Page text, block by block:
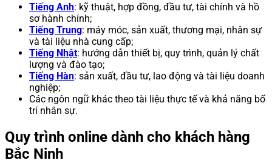
Tiếng Anh: kỹ thuật, hợp đồng, đầu tư, tài chính và hồ
sơ hành chính;
Tiếng Trung: máy móc, sản xuất, thương mại, nhân sự
và tài liệu nhà cung cấp;
Tiếng Nhật: hướng dẫn thiết bị, quy trình, quản lý chất
lượng và đào tạo;
Tiếng Hàn: sản xuất, đầu tư, lao động và tài liệu doanh
nghiệp;
Các ngôn ngữ khác theo tài liệu thực tế và khả năng bố
trí nhân sự.
Quy trình online dành cho khách hàng
Bắc Ninh